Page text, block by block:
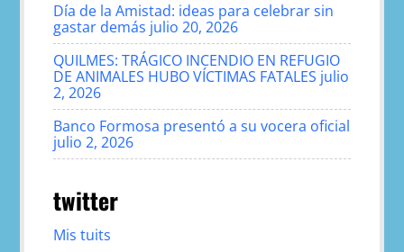
Día de la Amistad: ideas para celebrar sin
gastar demás julio 20, 2026
QUILMES: TRÁGICO INCENDIO EN REFUGIO
DE ANIMALES HUBO VÍCTIMAS FATALES julio
2, 2026
Banco Formosa presentó a su vocera oficial
julio 2, 2026
twitter
Mis tuits